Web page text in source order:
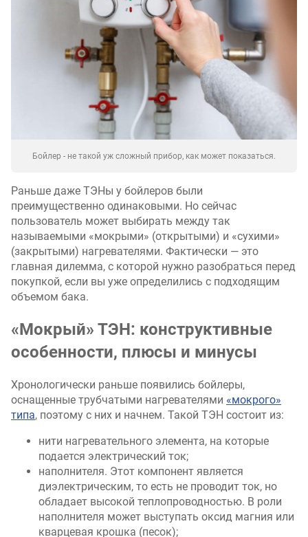
Бойлер - не такой уж сложный прибор, как может показаться.
Раньше даже ТЭНы у бойлеров были
преимущественно одинаковыми. Но сейчас
пользователь может выбирать между так
называемыми «мокрыми» (открытыми) и «сухими»
(закрытыми) нагревателями. Фактически — это
главная дилемма, с которой нужно разобраться перед
покупкой, если вы уже определились с подходящим
объемом бака.
«Мокрый» ТЭН: конструктивные
особенности, плюсы и минусы
Хронологически раньше появились бойлеры,
оснащенные трубчатыми нагревателями «мокрого»
типа, поэтому с них и начнем. Такой ТЭН состоит из:
нити нагревательного элемента, на которые
подается электрический ток;
наполнителя. Этот компонент является
диэлектрическим, то есть не проводит ток, но
обладает высокой теплопроводностью. В роли
наполнителя может выступать оксид магния или
кварцевая крошка (песок);